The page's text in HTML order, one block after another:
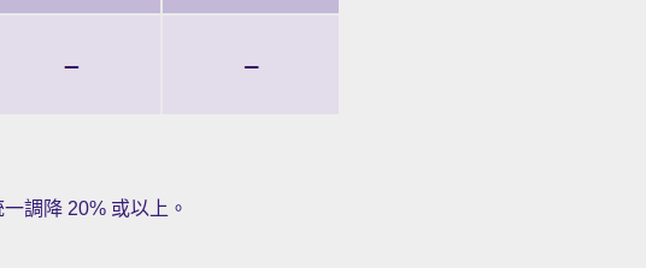
調降 20% 或以上。